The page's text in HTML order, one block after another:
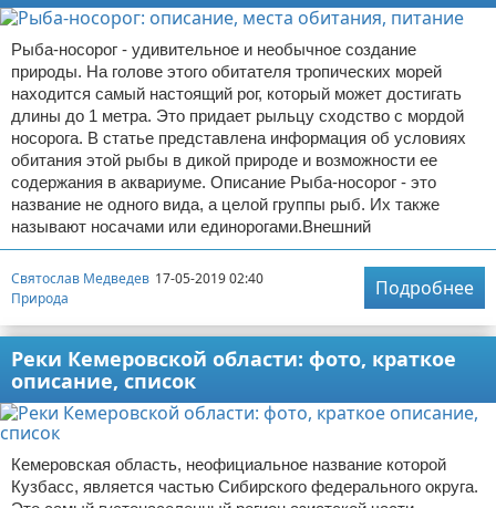
Рыба-носорог - удивительное и необычное создание
природы. На голове этого обитателя тропических морей
находится самый настоящий рог, который может достигать
длины до 1 метра. Это придает рыльцу сходство с мордой
носорога. В статье представлена информация об условиях
обитания этой рыбы в дикой природе и возможности ее
содержания в аквариуме. Описание Рыба-носорог - это
название не одного вида, а целой группы рыб. Их также
называют носачами или единорогами.Внешний
Святослав Медведев 17-05-2019 02:40
Природа
Подробнее
Реки Кемеровской области: фото, краткое
описание, список
Кемеровская область, неофициальное название которой
Кузбасс, является частью Сибирского федерального округа.